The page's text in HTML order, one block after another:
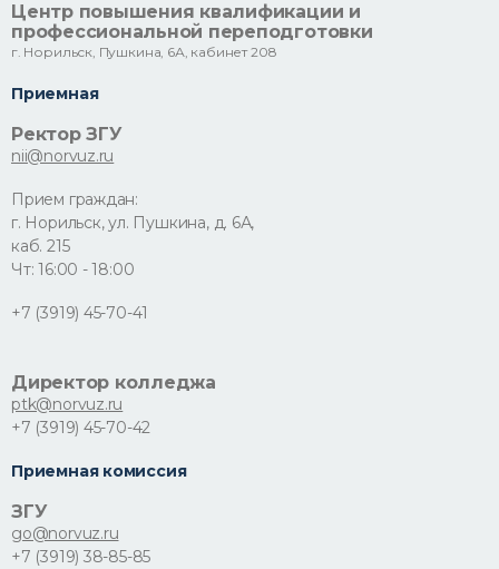
Центр повышения квалификации и
профессиональной переподготовки
г. Норильск, Пушкина, 6А, кабинет 208
Приемная
Ректор ЗГУ
nii@norvuz.ru
Прием граждан:
г. Норильск, ул. Пушкина, д. 6А,
каб. 215
Чт: 16:00 - 18:00
+7 (3919) 45-70-41
Директор колледжа
ptk@norvuz.ru
+7 (3919) 45-70-42
Приемная комиссия
ЗГУ
go@norvuz.ru
+7 (3919) 38-85-85